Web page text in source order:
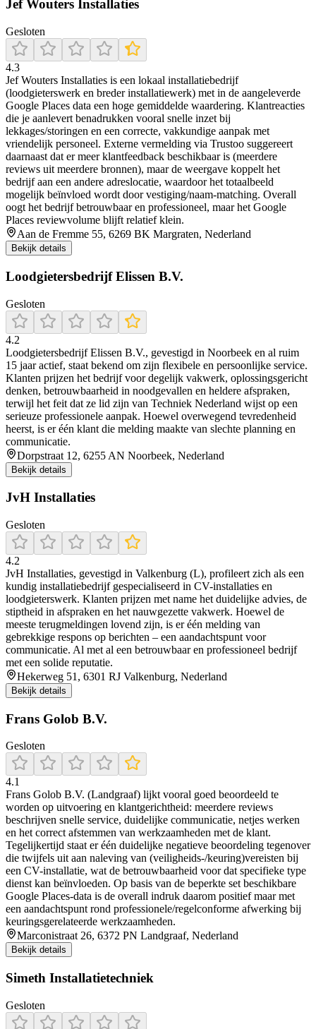
Jef Wouters Installaties
Gesloten
4.3
Jef Wouters Installaties is een lokaal installatiebedrijf
(loodgieterswerk en breder installatiewerk) met in de aangeleverde
Google Places data een hoge gemiddelde waardering. Klantreacties
die je aanlevert benadrukken vooral snelle inzet bij
lekkages/storingen en een correcte, vakkundige aanpak met
vriendelijk personeel. Externe vermelding via Trustoo suggereert
daarnaast dat er meer klantfeedback beschikbaar is (meerdere
reviews uit meerdere bronnen), maar de weergave koppelt het
bedrijf aan een andere adreslocatie, waardoor het totaalbeeld
mogelijk beïnvloed wordt door vestiging/naam-matching. Overall
oogt het bedrijf betrouwbaar en professioneel, maar het Google
Places reviewvolume blijft relatief klein.
Aan de Fremme 55, 6269 BK Margraten, Nederland
Bekijk details
Loodgietersbedrijf Elissen B.V.
Gesloten
4.2
Loodgietersbedrijf Elissen B.V., gevestigd in Noorbeek en al ruim
15 jaar actief, staat bekend om zijn flexibele en persoonlijke service.
Klanten prijzen het bedrijf voor degelijk vakwerk, oplossingsgericht
denken, betrouwbaarheid in noodgevallen en heldere afspraken,
terwijl het feit dat ze lid zijn van Techniek Nederland wijst op een
serieuze professionele aanpak. Hoewel overwegend tevredenheid
heerst, is er één klant die melding maakte van slechte planning en
communicatie.
Dorpstraat 12, 6255 AN Noorbeek, Nederland
Bekijk details
JvH Installaties
Gesloten
4.2
JvH Installaties, gevestigd in Valkenburg (L), profileert zich als een
kundig installatiebedrijf gespecialiseerd in CV-installaties en
loodgieterswerk. Klanten prijzen met name het duidelijke advies, de
stiptheid in afspraken en het nauwgezette vakwerk. Hoewel de
meeste terugmeldingen lovend zijn, is er één melding van
gebrekkige respons op berichten – een aandachtspunt voor
communicatie. Al met al een betrouwbaar en professioneel bedrijf
met een solide reputatie.
Hekerweg 51, 6301 RJ Valkenburg, Nederland
Bekijk details
Frans Golob B.V.
Gesloten
4.1
Frans Golob B.V. (Landgraaf) lijkt vooral goed beoordeeld te
worden op uitvoering en klantgerichtheid: meerdere reviews
beschrijven snelle service, duidelijke communicatie, netjes werken
en het correct afstemmen van werkzaamheden met de klant.
Tegelijkertijd staat er één duidelijke negatieve beoordeling tegenover
die twijfels uit aan naleving van (veiligheids-/keuring)vereisten bij
een CV-installatie, wat de betrouwbaarheid voor dat specifieke type
dienst kan beïnvloeden. Op basis van de beperkte set beschikbare
Google Places-data is de overall indruk daarom positief maar met
een aandachtspunt rond professionele/regelconforme afwerking bij
keuringsgerelateerde werkzaamheden.
Marconistraat 26, 6372 PN Landgraaf, Nederland
Bekijk details
Simeth Installatietechniek
Gesloten